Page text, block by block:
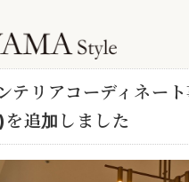
テリアコーディネー
追加しました